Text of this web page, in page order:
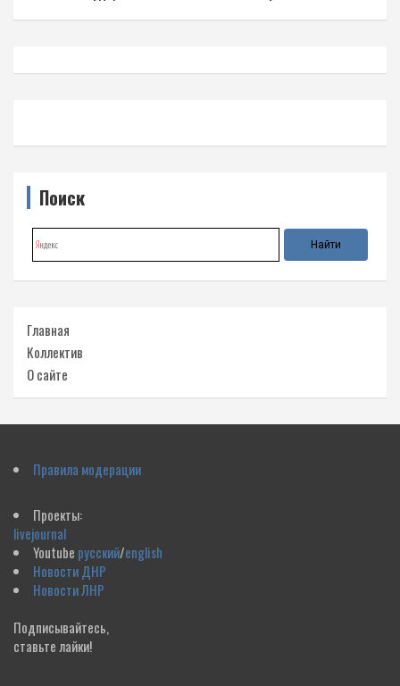
Поиск
Главная
Коллектив
О сайте
Правила модерации
Проекты:
livejournal
Youtube русский/english
Новости ДНР
Новости ЛНР
Подписывайтесь,
ставьте лайки!